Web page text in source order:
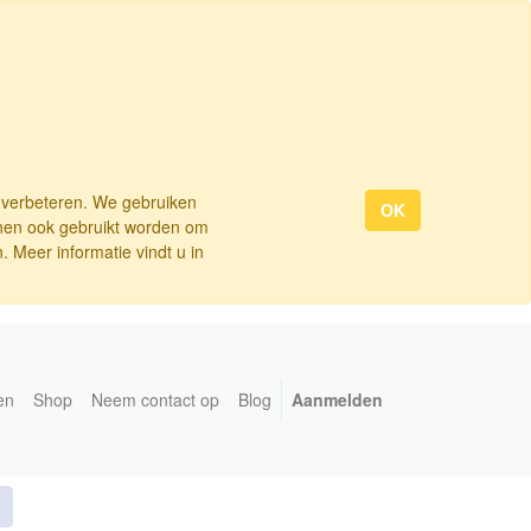
We gebruiken
ook gebruikt worden om
Meer informatie vindt u in
OK
Shop Neem contact op Blog Aanmelden